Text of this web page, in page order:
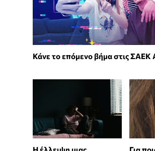
Κάνε το επόμενο βήμα στις